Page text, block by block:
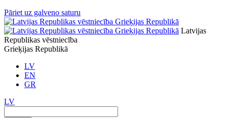
Pāriet uz galveno saturu
Latvijas
Republikas vēstniecība
Grieķijas Republikā
LV
EN
GR
LV